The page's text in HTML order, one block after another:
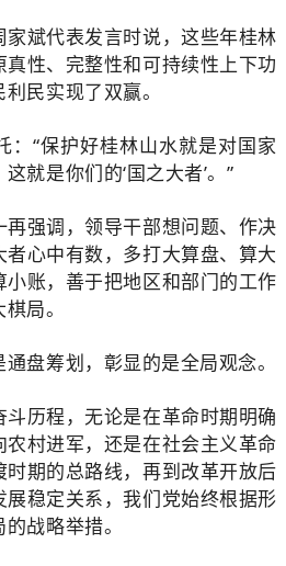
斌代表发言时说，这些年桂林
性、完整性和可持续性上下功
民实现了双赢。
“保护好桂林山水就是对国家
就是你们的‘国之大者’。”
强调，领导干部想问题、作决
心中有数，多打大算盘、算大
账，善于把地区和部门的工作
局。
筹划，彰显的是全局观念。
历程，无论是在革命时期明确
村进军，还是在社会主义革命
期的总路线，再到改革开放后
稳定关系，我们党始终根据形
战略举措。